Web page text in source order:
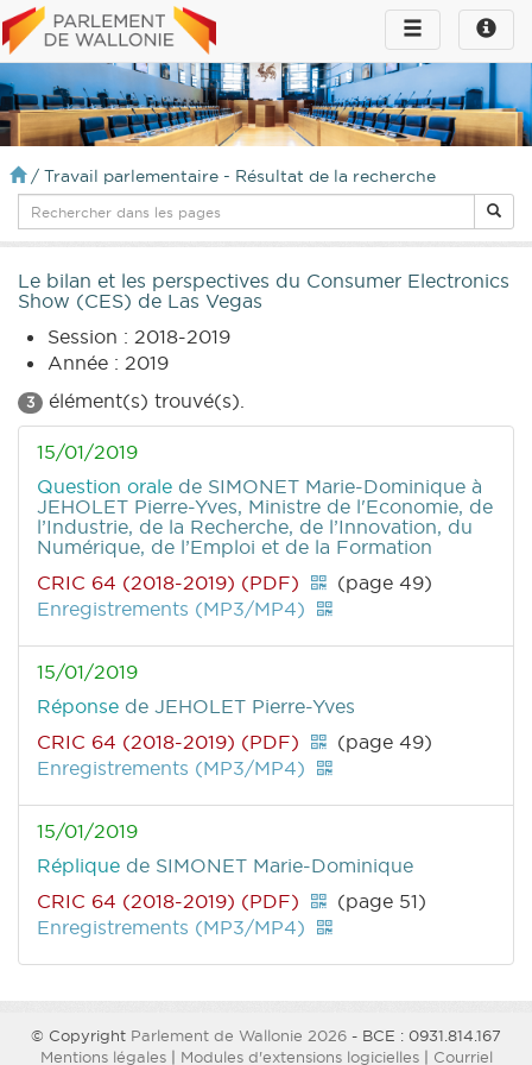
Toggle
infos
Toggle
navigation
/ Travail parlementaire - Résultat de la recherche
Le bilan et les perspectives du Consumer Electronics
Show (CES) de Las Vegas
Session : 2018-2019
Année : 2019
3 élément(s) trouvé(s).
15/01/2019
Question orale de SIMONET Marie-Dominique à
JEHOLET Pierre-Yves, Ministre de l'Economie, de
l’Industrie, de la Recherche, de l’Innovation, du
Numérique, de l’Emploi et de la Formation
CRIC 64 (2018-2019) (PDF)
(page 49)
Enregistrements (MP3/MP4)
15/01/2019
Réponse de JEHOLET Pierre-Yves
CRIC 64 (2018-2019) (PDF)
(page 49)
Enregistrements (MP3/MP4)
15/01/2019
Réplique de SIMONET Marie-Dominique
CRIC 64 (2018-2019) (PDF)
(page 51)
Enregistrements (MP3/MP4)
© Copyright Parlement de Wallonie 2026 - BCE : 0931.814.167
Mentions légales| Modules d'extensions logicielles| Courriel